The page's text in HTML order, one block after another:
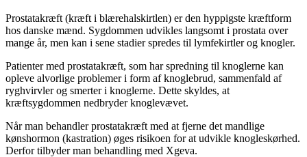
Prostatakræft (kræft i blærehalskirtlen) er den hyppigste kræftform
hos danske mænd. Sygdommen udvikles langsomt i prostata over
mange år, men kan i sene stadier spredes til lymfekirtler og knogler.
Patienter med prostatakræft, som har spredning til knoglerne kan
opleve alvorlige problemer i form af knoglebrud, sammenfald af
ryghvirvler og smerter i knoglerne. Dette skyldes, at
kræftsygdommen nedbryder knoglevævet.
Når man behandler prostatakræft med at fjerne det mandlige
kønshormon (kastration) øges risikoen for at udvikle knogleskørhed.
Derfor tilbyder man behandling med Xgeva.